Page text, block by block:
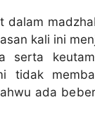
kali ini
tidak
ada